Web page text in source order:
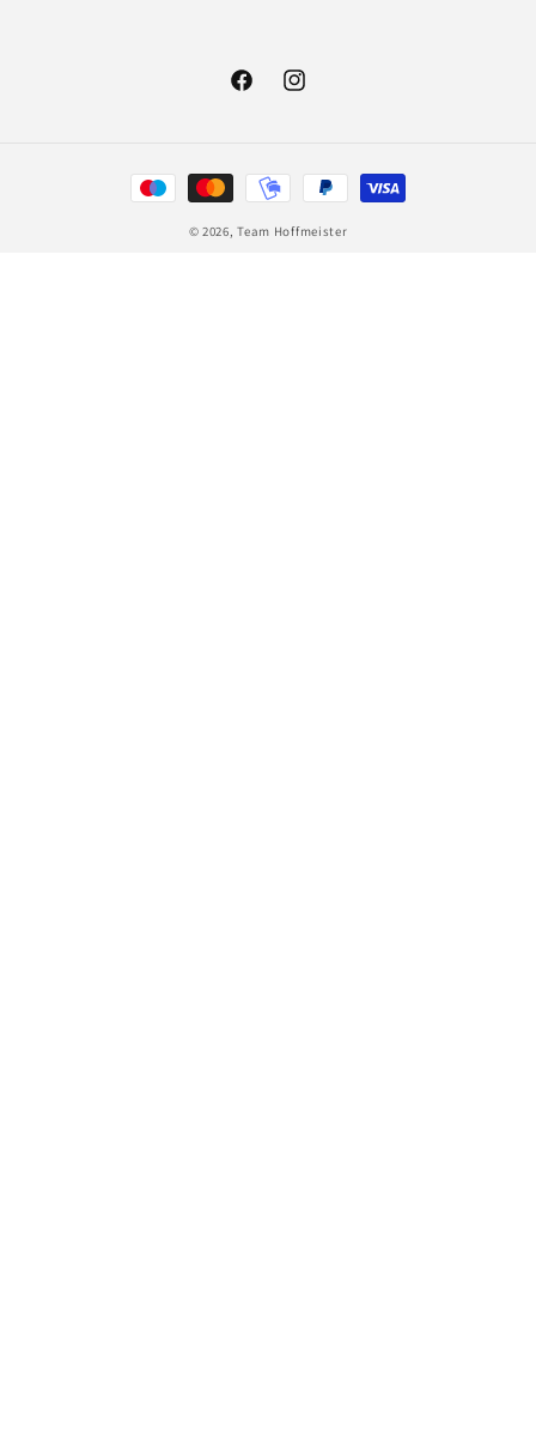
FacebookInstagram
Zahlungsmethoden
© 2026,Team Hoffmeister